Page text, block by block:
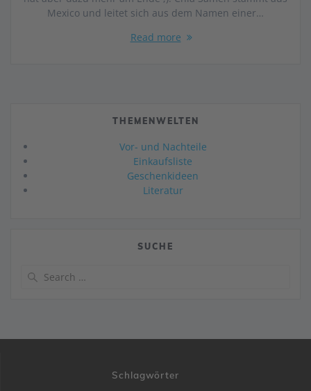
Mexico und leitet sich aus dem Namen einer…
Read more
THEMENWELTEN
Vor- und Nachteile
Einkaufsliste
Geschenkideen
Literatur
SUCHE
Schlagwörter